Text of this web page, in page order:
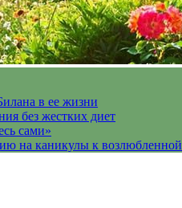
в ее жизни
без жестких диет
сами»
на каникулы к возлюбленной